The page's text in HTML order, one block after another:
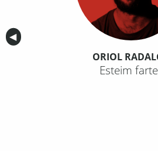
Anterior
◀︎
ORIOL
Esteim